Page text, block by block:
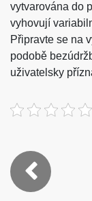
vytvarována do
vyhovují
Připravte se na
podobě
uživatelsky